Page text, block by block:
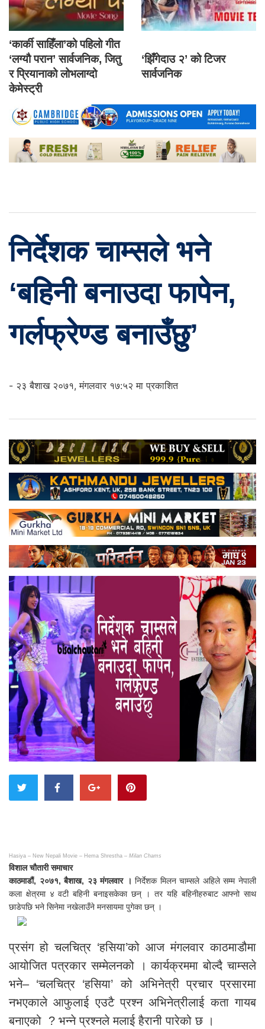
‘कार्की साहिँला’को पहिलो गीत
‘लग्यौ परान’ सार्वजनिक, जितु
र प्रियानाको लोभलाग्दो
केमेस्ट्री
‘झिँगेदाउ २’ को टिजर
सार्वजनिक
निर्देशक चाम्सले भने
‘बहिनी बनाउदा फापेन,
गर्लफ्रेण्ड बनाउँछु’
- २३ बैशाख २०७१, मंगलवार १७:५२ मा प्रकाशित
Hasiya – New Nepali Movie – Hema Shrestha – Milan Chams
विशाल चौतारी समाचार
काठमाडौं, २०७१, बैशाख, २३ मंगलवार । निर्देशक मिलन चाम्सले अहिले सम्म नेपाली
कला क्षेत्रमा ४ वटी बहिनी बनाइसकेका छन् । तर यहि बहिनीहरुबाट आफ्नो साथ
छाडेपछि भने सिनेमा नखेलाउँने मनसायमा पुगेका छन् ।
प्रसंग हो चलचित्र ‘हसिया’को आज मंगलवार काठमाडौमा
आयोजित पत्रकार सम्मेलनको । कार्यक्रममा बोल्दै चाम्सले
भने– ‘चलचित्र ‘हसिया’ को अभिनेत्री प्रचार प्रसारमा
नभएकाले आफुलाई एउटै प्रश्न अभिनेत्रीलाई कता गायब
बनाएको ? भन्ने प्रश्नले मलाई हैरानी पारेको छ ।